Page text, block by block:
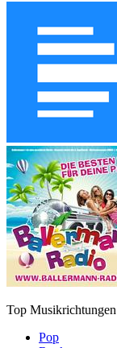
Top Musikrichtungen
Pop